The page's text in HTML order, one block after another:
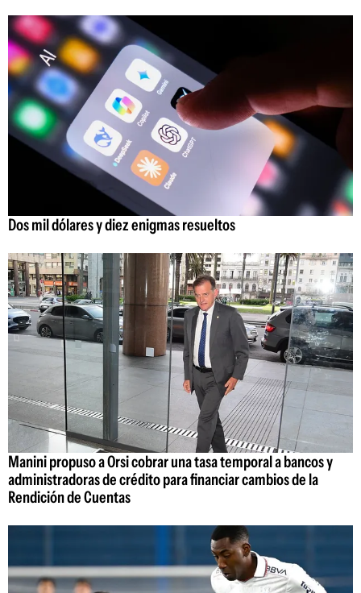
Dos mil dólares y diez enigmas resueltos
Manini propuso a Orsi cobrar una tasa temporal a bancos y
administradoras de crédito para financiar cambios de la
Rendición de Cuentas